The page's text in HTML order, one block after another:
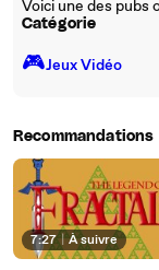
Voici une des pubs
Catégorie
🎮️Jeux Vidéo
Recommandations
7:27 | À suivre